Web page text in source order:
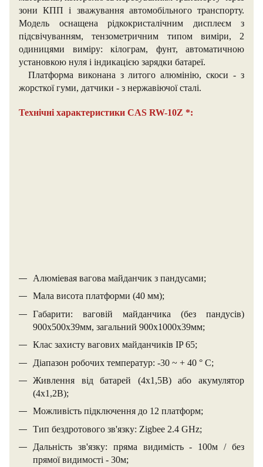
зони КПП і зважування автомобільного транспорту.
Модель оснащена рідкокристалічним дисплеєм з
підсвічуванням, тензометричним типом виміри, 2
одиницями виміру: кілограм, фунт, автоматичною
установкою нуля і індикацією зарядки батареї.
Платформа виконана з литого алюмінію, скоси - з
жорсткої гуми, датчики - з нержавіючої сталі.
Технічні характеристики CAS RW-10Z *:
Алюміевая вагова майданчик з пандусами;
Мала висота платформи (40 мм);
Габарити: ваговій майданчика (без пандусів)
900х500х39мм, загальний 900х1000х39мм;
Клас захисту вагових майданчиків IP 65;
Діапазон робочих температур: -30 ~ + 40 ° С;
Живлення від батарей (4х1,5В) або акумулятор
(4х1,2В);
Можливість підключення до 12 платформ;
Тип бездротового зв'язку: Zigbee 2.4 GHz;
Дальність зв'язку: пряма видимість - 100м / без
прямої видимості - 30м;